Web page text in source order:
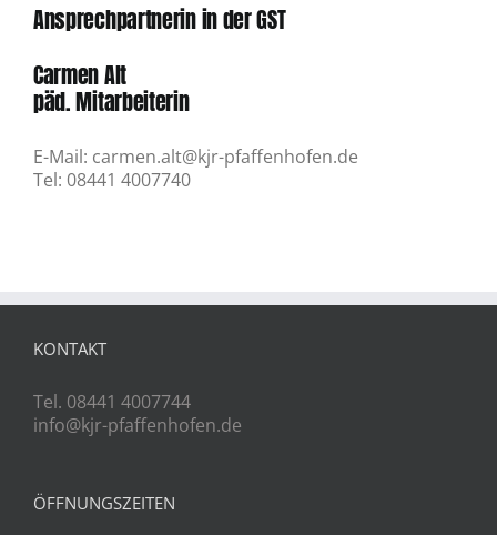
Ansprechpartnerin in der GST
Carmen Alt
päd. Mitarbeiterin
E-Mail: carmen.alt@kjr-pfaffenhofen.de
Tel: 08441 4007740
KONTAKT
Tel. 08441 4007744
info@kjr-pfaffenhofen.de
ÖFFNUNGSZEITEN